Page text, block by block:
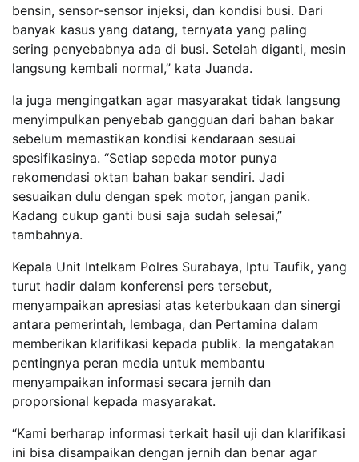
bensin, sensor-sensor injeksi, dan kondisi busi. Dari
banyak kasus yang datang, ternyata yang paling
sering penyebabnya ada di busi. Setelah diganti, mesin
langsung kembali normal,” kata Juanda.
Ia juga mengingatkan agar masyarakat tidak langsung
menyimpulkan penyebab gangguan dari bahan bakar
sebelum memastikan kondisi kendaraan sesuai
spesifikasinya. “Setiap sepeda motor punya
rekomendasi oktan bahan bakar sendiri. Jadi
sesuaikan dulu dengan spek motor, jangan panik.
Kadang cukup ganti busi saja sudah selesai,”
tambahnya.
Kepala Unit Intelkam Polres Surabaya, Iptu Taufik, yang
turut hadir dalam konferensi pers tersebut,
menyampaikan apresiasi atas keterbukaan dan sinergi
antara pemerintah, lembaga, dan Pertamina dalam
memberikan klarifikasi kepada publik. Ia mengatakan
pentingnya peran media untuk membantu
menyampaikan informasi secara jernih dan
proporsional kepada masyarakat.
“Kami berharap informasi terkait hasil uji dan klarifikasi
ini bisa disampaikan dengan jernih dan benar agar